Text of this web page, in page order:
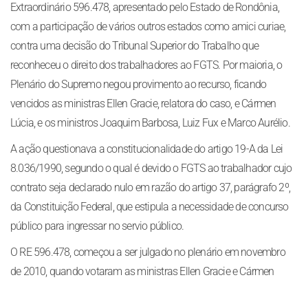
Extraordinário 596.478, apresentado pelo Estado de Rondônia,
com a participação de vários outros estados como amici curiae,
contra uma decisão do Tribunal Superior do Trabalho que
reconheceu o direito dos trabalhadores ao FGTS. Por maioria, o
Plenário do Supremo negou provimento ao recurso, ficando
vencidos as ministras Ellen Gracie, relatora do caso, e Cármen
Lúcia, e os ministros Joaquim Barbosa, Luiz Fux e Marco Aurélio.
A ação questionava a constitucionalidade do artigo 19-A da Lei
8.036/1990, segundo o qual é devido o FGTS ao trabalhador cujo
contrato seja declarado nulo em razão do artigo 37, parágrafo 2º,
da Constituição Federal, que estipula a necessidade de concurso
público para ingressar no servio público.
O RE 596.478, começou a ser julgado no plenário em novembro
de 2010, quando votaram as ministras Ellen Gracie e Cármen